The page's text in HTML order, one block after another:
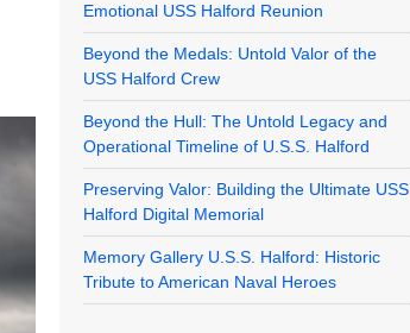
Emotional USS Halford Reunion
Beyond the Medals: Untold Valor of the
USS Halford Crew
Beyond the Hull: The Untold Legacy and
Operational Timeline of U.S.S. Halford
Preserving Valor: Building the Ultimate USS
Halford Digital Memorial
Memory Gallery U.S.S. Halford: Historic
Tribute to American Naval Heroes